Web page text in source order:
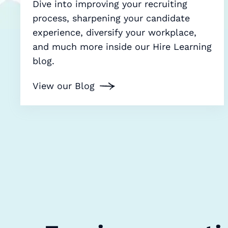
Dive into improving your recruiting
process, sharpening your candidate
experience, diversify your workplace,
and much more inside our Hire Learning
blog.
View our Blog